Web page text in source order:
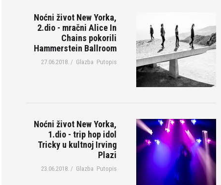
Noćni život New Yorka,
2.dio - mračni Alice In
Chains pokorili
Hammerstein Ballroom
27.06.2018. / Glazba Putopis
Noćni život New Yorka,
1.dio - trip hop idol
Tricky u kultnoj Irving
Plazi
23.06.2018. / Glazba Putopis